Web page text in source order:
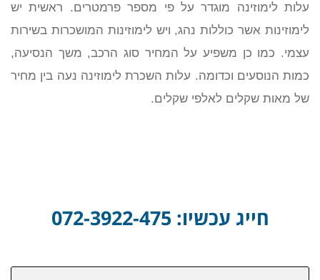
עלות לימוזינה מוגדר על פי מספר פרמטרים. ראשית יש
לימוזינות אשר כוללות נהג, ויש לימוזינות המושכרות בשירות
עצמי. כמו כן משפיע על המחיר סוג הרכב, משך הנסיעה,
כמות הנוסעים וכדומה. עלות השכרת לימוזינה נעה בין מחיר
של מאות שקלים לאלפי שקלים.
חייג עכשיו: 072-3922-475
שם: